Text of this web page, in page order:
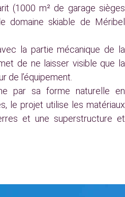
(1000 m² de garage sièges
domaine skiable de Méribel
la partie mécanique de la
de ne laisser visible que la
de l’équipement.
par sa forme naturelle en
le projet utilise les matériaux
et une superstructure et